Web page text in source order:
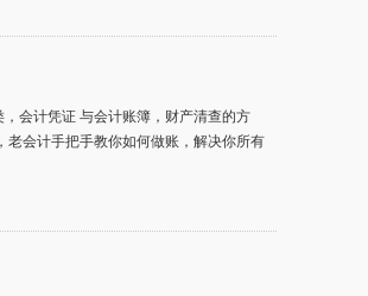
会计凭证 与会计账簿，财产清查的方
会计手把手教你如何做账，解决你所有